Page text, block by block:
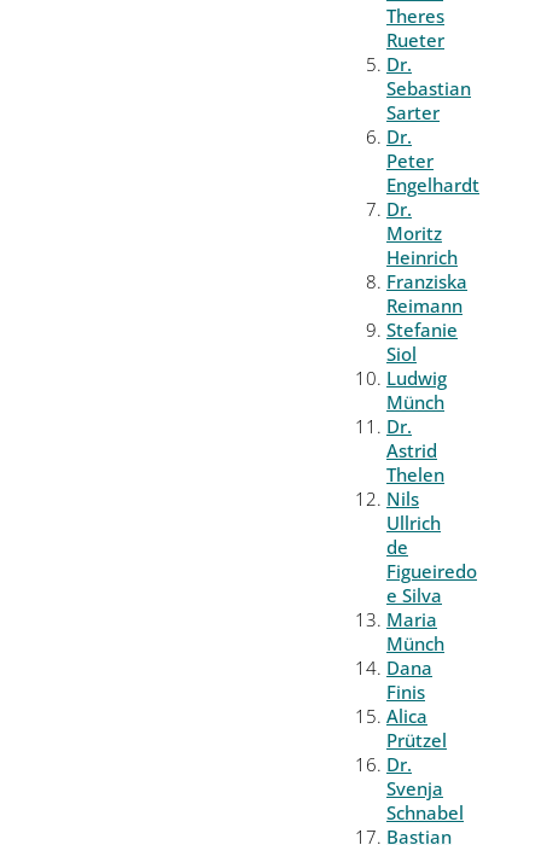
Theres
Rueter
Dr.
Sebastian
Sarter
Dr.
Peter
Engelhardt
Dr.
Moritz
Heinrich
Franziska
Reimann
Stefanie
Siol
Ludwig
Münch
Dr.
Astrid
Thelen
Nils
Ullrich
de
Figueiredo
e Silva
Maria
Münch
Dana
Finis
Alica
Prützel
Dr.
Svenja
Schnabel
Bastian